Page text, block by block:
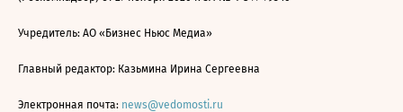
Учредитель: АО «Бизнес Ньюс Медиа»
Главный редактор: Казьмина Ирина Сергеевна
Электронная почта: news@vedomosti.ru